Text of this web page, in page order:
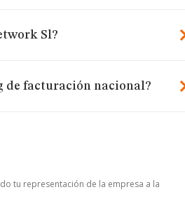
Sl?
de facturación nacional?
tu representación de la empresa a la